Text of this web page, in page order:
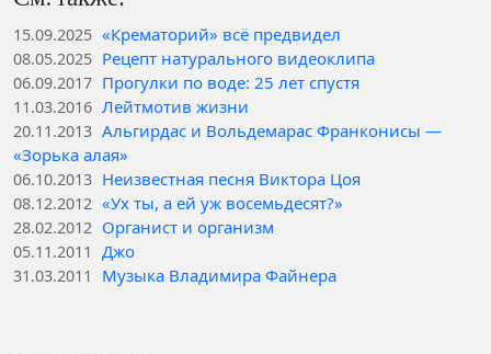
15.09.2025 «Крематорий» всё предвидел
08.05.2025 Рецепт натурального видеоклипа
06.09.2017 Прогулки по воде: 25 лет спустя
11.03.2016 Лейтмотив жизни
20.11.2013 Альгирдас и Вольдемарас Франконисы —
«Зорька алая»
06.10.2013 Неизвестная песня Виктора Цоя
08.12.2012 «Ух ты, а ей уж восемьдесят?»
28.02.2012 Органист и организм
05.11.2011 Джо
31.03.2011 Музыка Владимира Файнера